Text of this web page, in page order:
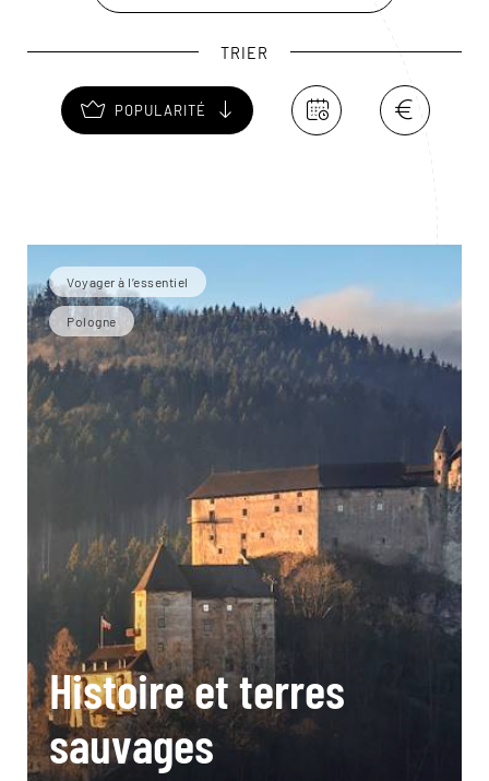
TRIER
POPULARITÉ
Voyager à l’essentiel
Pologne
Histoire et terres
sauvages